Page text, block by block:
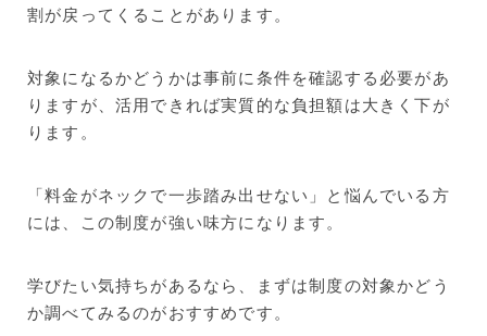
割が戻ってくることがあります。
対象になるかどうかは事前に条件を確認する必要があ
りますが、活用できれば実質的な負担額は大きく下が
ります。
「料金がネックで一歩踏み出せない」と悩んでいる方
には、この制度が強い味方になります。
学びたい気持ちがあるなら、まずは制度の対象かどう
か調べてみるのがおすすめです。